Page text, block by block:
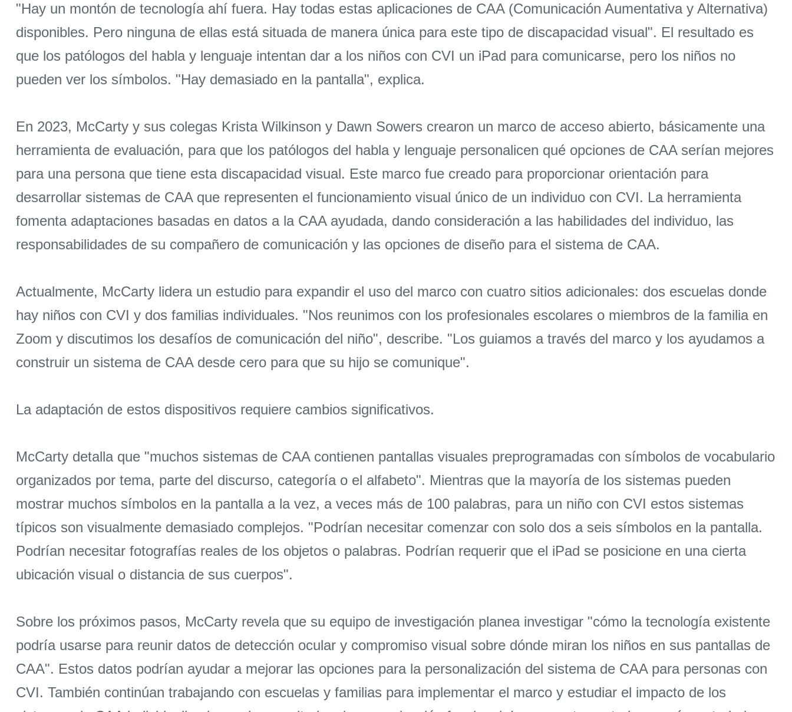
"Hay un montón de tecnología ahí fuera. Hay todas estas aplicaciones de CAA (Comunicación Aumentativa y Alternativa)
disponibles. Pero ninguna de ellas está situada de manera única para este tipo de discapacidad visual". El resultado es
que los patólogos del habla y lenguaje intentan dar a los niños con CVI un iPad para comunicarse, pero los niños no
pueden ver los símbolos. "Hay demasiado en la pantalla", explica.
En 2023, McCarty y sus colegas Krista Wilkinson y Dawn Sowers crearon un marco de acceso abierto, básicamente una
herramienta de evaluación, para que los patólogos del habla y lenguaje personalicen qué opciones de CAA serían mejores
para una persona que tiene esta discapacidad visual. Este marco fue creado para proporcionar orientación para
desarrollar sistemas de CAA que representen el funcionamiento visual único de un individuo con CVI. La herramienta
fomenta adaptaciones basadas en datos a la CAA ayudada, dando consideración a las habilidades del individuo, las
responsabilidades de su compañero de comunicación y las opciones de diseño para el sistema de CAA.
Actualmente, McCarty lidera un estudio para expandir el uso del marco con cuatro sitios adicionales: dos escuelas donde
hay niños con CVI y dos familias individuales. "Nos reunimos con los profesionales escolares o miembros de la familia en
Zoom y discutimos los desafíos de comunicación del niño", describe. "Los guiamos a través del marco y los ayudamos a
construir un sistema de CAA desde cero para que su hijo se comunique".
La adaptación de estos dispositivos requiere cambios significativos.
McCarty detalla que "muchos sistemas de CAA contienen pantallas visuales preprogramadas con símbolos de vocabulario
organizados por tema, parte del discurso, categoría o el alfabeto". Mientras que la mayoría de los sistemas pueden
mostrar muchos símbolos en la pantalla a la vez, a veces más de 100 palabras, para un niño con CVI estos sistemas
típicos son visualmente demasiado complejos. "Podrían necesitar comenzar con solo dos a seis símbolos en la pantalla.
Podrían necesitar fotografías reales de los objetos o palabras. Podrían requerir que el iPad se posicione en una cierta
ubicación visual o distancia de sus cuerpos".
Sobre los próximos pasos, McCarty revela que su equipo de investigación planea investigar "cómo la tecnología existente
podría usarse para reunir datos de detección ocular y compromiso visual sobre dónde miran los niños en sus pantallas de
CAA". Estos datos podrían ayudar a mejorar las opciones para la personalización del sistema de CAA para personas con
CVI. También continúan trabajando con escuelas y familias para implementar el marco y estudiar el impacto de los